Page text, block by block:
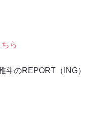
ちら
斗のREPORT（ING）